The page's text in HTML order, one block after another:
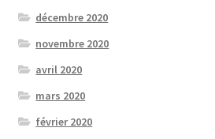
décembre 2020
novembre 2020
avril 2020
mars 2020
février 2020